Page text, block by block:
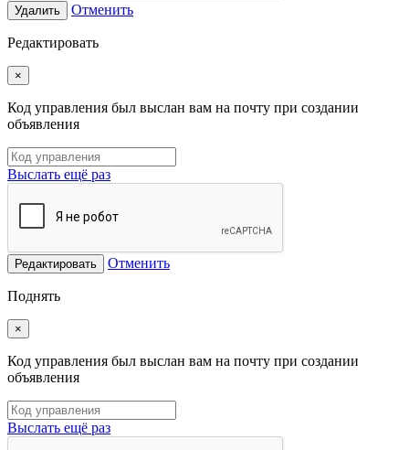
Удалить Отменить
Редактировать
×
Код управления был выслан вам на почту при создании
объявления
Выслать ещё раз
Редактировать Отменить
Поднять
×
Код управления был выслан вам на почту при создании
объявления
Выслать ещё раз